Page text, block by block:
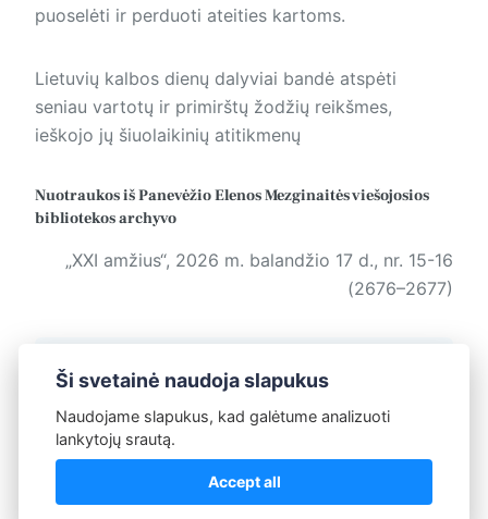
puoselėti ir perduoti ateities kartoms.
Lietuvių kalbos dienų dalyviai bandė atspėti
seniau vartotų ir pri­mirštų žodžių reikšmes,
ieškojo jų šiuolaikinių atitikmenų
Nuotraukos iš Panevėžio Elenos Mezginaitės viešojosios
bibliotekos archyvo
„XXI amžius“, 2026 m. balandžio 17 d., nr. 15-16
(2676–2677)
Žymos: Kalba
Ši svetainė naudoja slapukus
Naudojame slapukus, kad galėtume analizuoti
lankytojų srautą.
Accept all